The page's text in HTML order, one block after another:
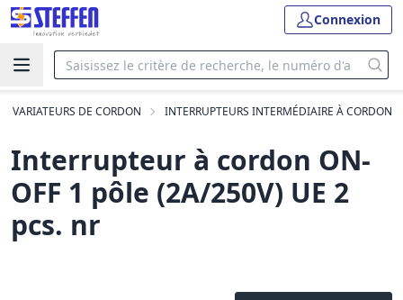
Connexion
VARIATEURS DE CORDON INTERRUPTEURS INTERMÉDIAIRE À CORDON
Interrupteur à cordon ON-
OFF 1 pôle (2A/250V) UE 2
pcs. nr